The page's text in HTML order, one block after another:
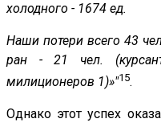
холодного - 1674 ед.
Наши потери всего 43
ран - 21 чел.
милиционеров 1)»"15.
Однако этот успех